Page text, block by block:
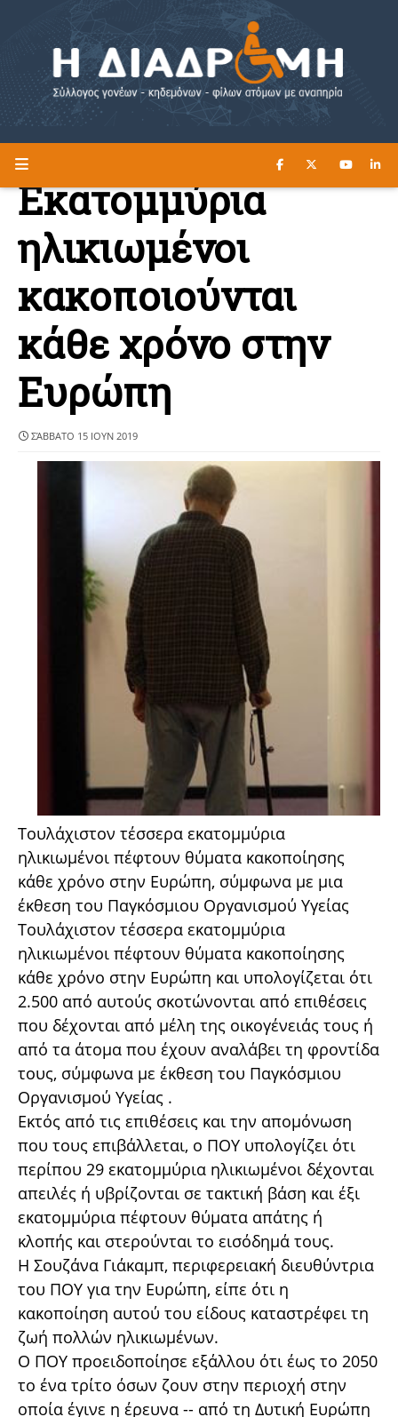
Η ΔΙΑΔΡΟΜΗ ΔΙΑΒΑΣΤΕ ΕΔΩ ►
Εκατομμύρια
ηλικιωμένοι
κακοποιούνται
κάθε χρόνο στην
Ευρώπη
ΣΆΒΒΑΤΟ 15 ΙΟΥΝ 2019
Τουλάχιστον τέσσερα εκατομμύρια
ηλικιωμένοι πέφτουν θύματα κακοποίησης
κάθε χρόνο στην Ευρώπη, σύμφωνα με μια
έκθεση του Παγκόσμιου Οργανισμού Υγείας
Τουλάχιστον τέσσερα εκατομμύρια
ηλικιωμένοι πέφτουν θύματα κακοποίησης
κάθε χρόνο στην Ευρώπη και υπολογίζεται ότι
2.500 από αυτούς σκοτώνονται από επιθέσεις
που δέχονται από μέλη της οικογένειάς τους ή
από τα άτομα που έχουν αναλάβει τη φροντίδα
τους, σύμφωνα με έκθεση του Παγκόσμιου
Οργανισμού Υγείας .
Εκτός από τις επιθέσεις και την απομόνωση
που τους επιβάλλεται, ο ΠΟΥ υπολογίζει ότι
περίπου 29 εκατομμύρια ηλικιωμένοι δέχονται
απειλές ή υβρίζονται σε τακτική βάση και έξι
εκατομμύρια πέφτουν θύματα απάτης ή
κλοπής και στερούνται το εισόδημά τους.
Η Σουζάνα Γιάκαμπ, περιφερειακή διευθύντρια
του ΠΟΥ για την Ευρώπη, είπε ότι η
κακοποίηση αυτού του είδους καταστρέφει τη
ζωή πολλών ηλικιωμένων.
Ο ΠΟΥ προειδοποίησε εξάλλου ότι έως το 2050
το ένα τρίτο όσων ζουν στην περιοχή στην
οποία έγινε η έρευνα -- από τη Δυτική Ευρώπη